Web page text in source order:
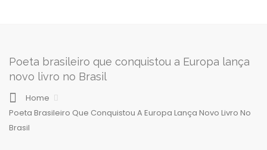
Poeta brasileiro que conquistou a Europa lança
novo livro no Brasil
Home
Poeta Brasileiro Que Conquistou A Europa Lança Novo Livro No
Brasil